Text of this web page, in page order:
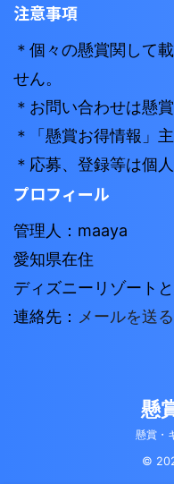
注意事項
＊個々の懸賞関して
せん。
＊お問い合わせは懸
＊「懸賞お得情報」
＊応募、登録等は個
プロフィール
管理人：maaya
愛知県在住
ディズニーリゾート
連絡先： メールを送る
懸
懸賞・
©